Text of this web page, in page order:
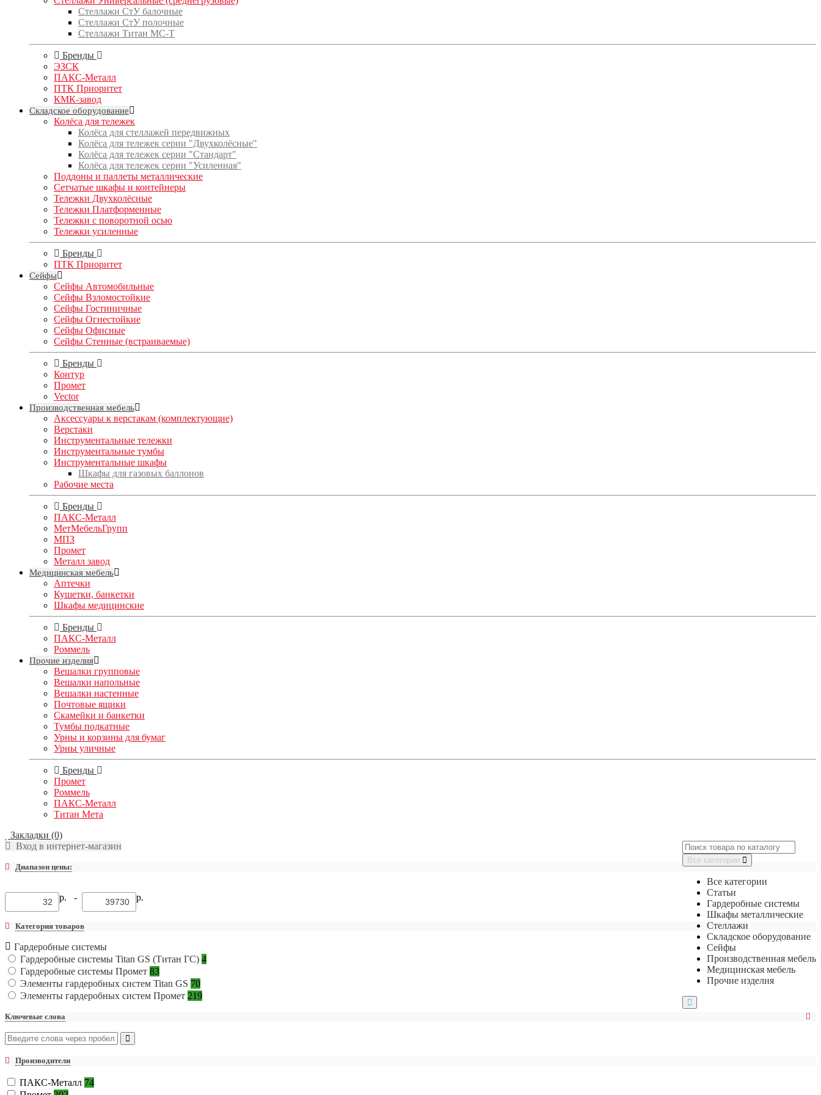
Стеллажи СтУ балочные
Стеллажи СтУ полочные
Стеллажи Титан МС-Т
Бренды
ЭЗСК
ПАКС-Металл
ПТК Приоритет
КМК-завод
Складское оборудование
Колёса для тележек
Колёса для стеллажей передвижных
Колёса для тележек серии "Двухколёсные"
Колёса для тележек серии "Стандарт"
Колёса для тележек серии "Усиленная"
Поддоны и паллеты металлические
Сетчатые шкафы и контейнеры
Тележки Двухколёсные
Тележки Платформенные
Тележки с поворотной осью
Тележки усиленные
Бренды
ПТК Приоритет
Сейфы
Сейфы Автомобильные
Сейфы Взломостойкие
Сейфы Гостиничные
Сейфы Огнестойкие
Сейфы Офисные
Сейфы Стенные (встраиваемые)
Бренды
Контур
Промет
Vector
Производственная мебель
Аксессуары к верстакам (комплектующие)
Верстаки
Инструментальные тележки
Инструментальные тумбы
Инструментальные шкафы
Шкафы для газовых баллонов
Рабочие места
Бренды
ПАКС-Металл
МетМебельГрупп
МПЗ
Промет
Металл завод
Медицинская мебель
Аптечки
Кушетки, банкетки
Шкафы медицинские
Бренды
ПАКС-Металл
Роммель
Прочие изделия
Вешалки групповые
Вешалки напольные
Вешалки настенные
Почтовые ящики
Скамейки и банкетки
Тумбы подкатные
Урны и корзины для бумаг
Урны уличные
Бренды
Промет
Роммель
ПАКС-Металл
Титан Мета
Закладки (0)
Все категории
Все категории
Статьи
Гардеробные системы
Шкафы металлические
Стеллажи
Складское оборудование
Сейфы
Производственная мебель
Медицинская мебель
Прочие изделия
Вход в интернет-магазин
Диапазон цены:
р. - р.
Категория товаров
Гардеробные системы
Гардеробные системы Titan GS (Титан ГС) 4
Гардеробные системы Промет 83
Элементы гардеробных систем Titan GS 70
Элементы гардеробных систем Промет 219
Ключевые слова
Производители
ПАКС-Металл 74